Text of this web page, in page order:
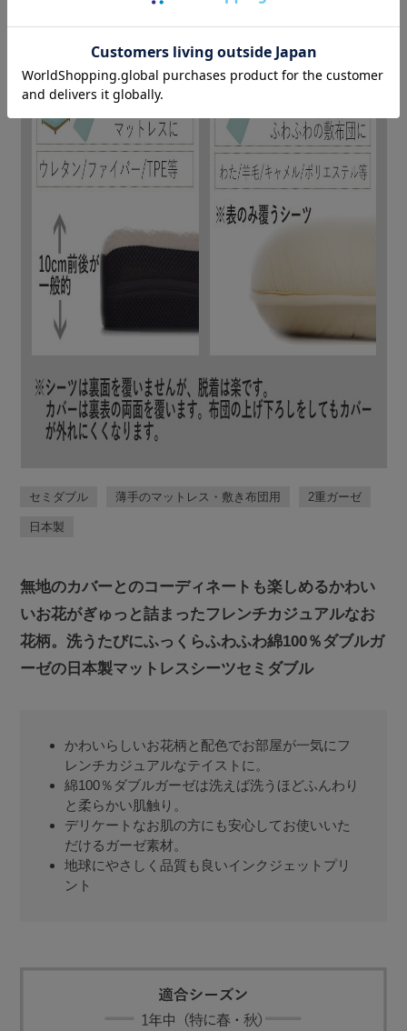
セミダブル 薄手のマットレス・敷き布団用 2重ガーゼ
日本製
無地のカバーとのコーディネートも楽しめるかわい
いお花がぎゅっと詰まったフレンチカジュアルなお
花柄。洗うたびにふっくらふわふわ綿100％ダブルガ
ーゼの日本製マットレスシーツセミダブル
かわいらしいお花柄と配色でお部屋が一気にフ
レンチカジュアルなテイストに。
綿100％ダブルガーゼは洗えば洗うほどふんわり
と柔らかい肌触り。
デリケートなお肌の方にも安心してお使いいた
だけるガーゼ素材。
地球にやさしく品質も良いインクジェットプリ
ント